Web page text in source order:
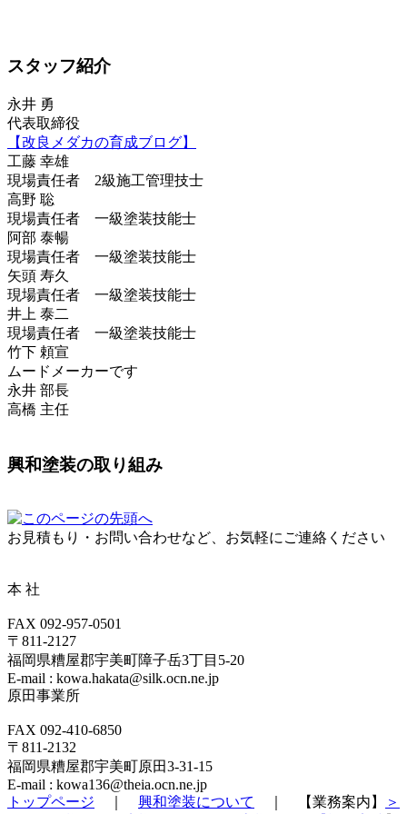
スタッフ紹介
永井 勇
代表取締役
【改良メダカの育成ブログ】
工藤 幸雄
現場責任者 2級施工管理技士
高野 聡
現場責任者 一級塗装技能士
阿部 泰暢
現場責任者 一級塗装技能士
矢頭 寿久
現場責任者 一級塗装技能士
井上 泰二
現場責任者 一級塗装技能士
竹下 頼宣
ムードメーカーです
永井 部長
高橋 主任
興和塗装の取り組み
お見積もり・お問い合わせなど、お気軽にご連絡ください
本 社
FAX 092-957-0501
〒811-2127
福岡県糟屋郡宇美町障子岳3丁目5-20
E-mail : kowa.hakata@silk.ocn.ne.jp
原田事業所
FAX 092-410-6850
〒811-2132
福岡県糟屋郡宇美町原田3-31-15
E-mail : kowa136@theia.ocn.ne.jp
トップページ
興和塗装について ｜ 【業務案内】
＞